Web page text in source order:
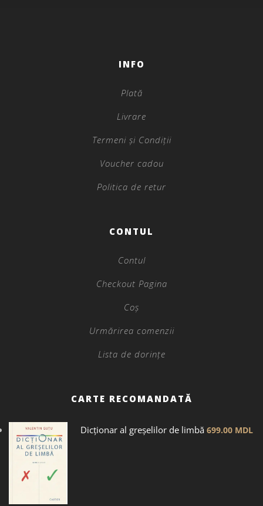
INFO
Plată
Livrare
Termeni și Condiții
Voucher cadou
Politica de retur
CONTUL
Contul
Checkout Pagina
Coș
Urmărirea comenzii
Lista de dorințe
CARTE RECOMANDATĂ
Dicţionar al greșelilor de limbă 699.00 MDL